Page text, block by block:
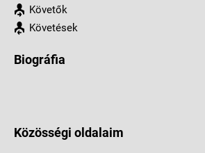
Követők
Követések
Biográfia
Közösségi oldalaim